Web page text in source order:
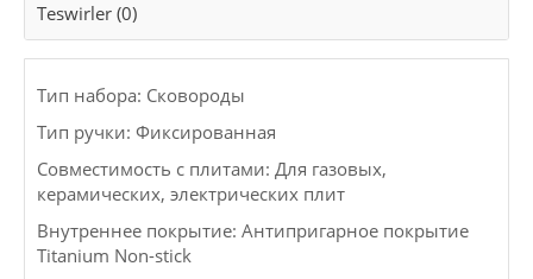
Teswirler (0)
Тип набора: Сковороды
Тип ручки: Фиксированная
Совместимость с плитами: Для газовых,
керамических, электрических плит
Внутреннее покрытие: Антипригарное покрытие
Titanium Non-stick